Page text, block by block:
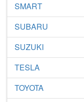
SMART
SUBARU
SUZUKI
TESLA
TOYOTA